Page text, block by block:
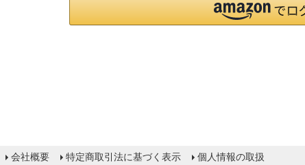
会社概要 特定商取引法に基づく表示 個人情報の取扱